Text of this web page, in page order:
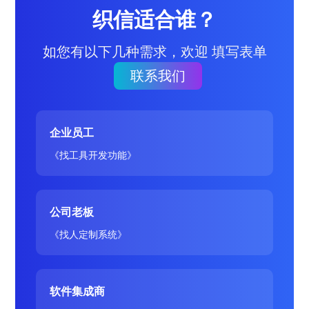
织信适合谁？
如您有以下几种需求，欢迎 填写表单
联系我们
企业员工
《找工具开发功能》
公司老板
《找人定制系统》
软件集成商